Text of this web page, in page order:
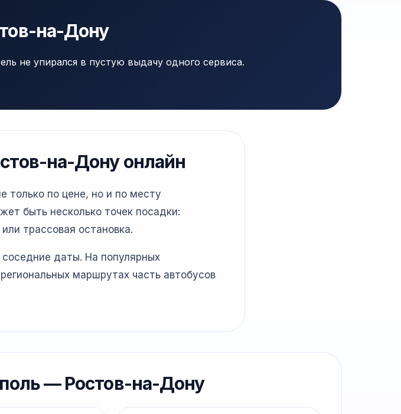
на-Дону
не упирался в пустую выдачу одного сервиса.
на-Дону онлайн
только по цене, но и по месту
быть несколько точек посадки:
трассовая остановка.
соседние даты. На популярных
маршрутах часть автобусов
— Ростов-на-Дону